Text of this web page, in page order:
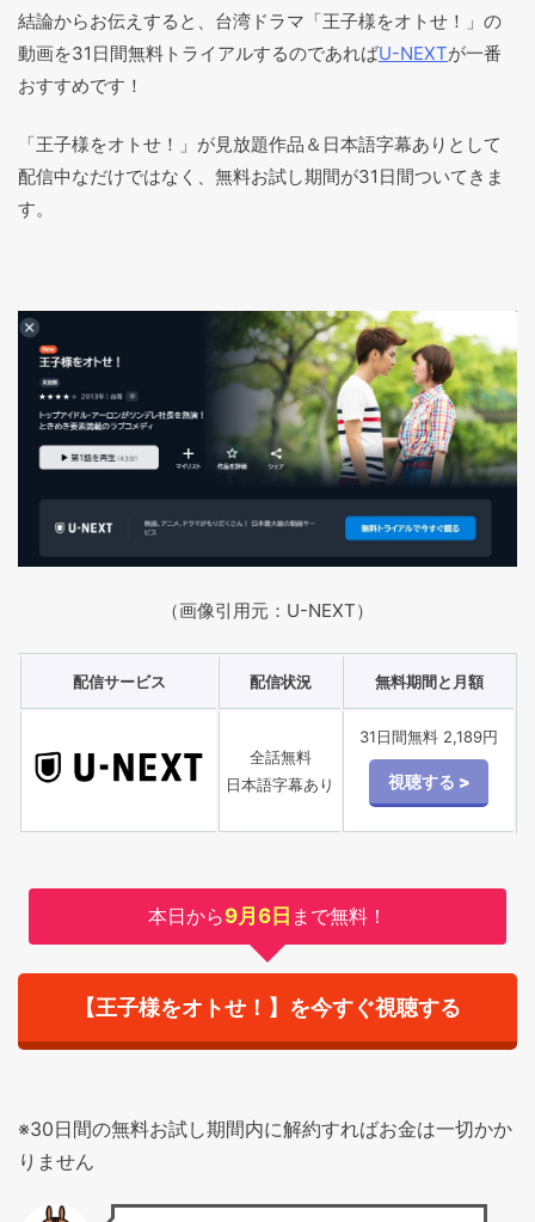
結論からお伝えすると、台湾ドラマ「王子様をオトせ！」の
動画を31日間無料トライアルするのであればU-NEXTが一番
おすすめです！
「王子様をオトせ！」が見放題作品＆日本語字幕ありとして
配信中なだけではなく、無料お試し期間が31日間ついてきま
す。
（画像引用元：U-NEXT）
配信サービス 配信状況 無料期間と月額
全話無料
日本語字幕あり
31日間無料 2,189円
本日から9月6日 まで無料！
【王子様をオトせ！】を今すぐ視聴する
※30日間の無料お試し期間内に解約すればお金は一切かか
りません